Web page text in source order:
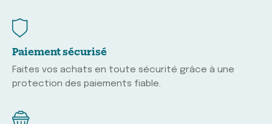
Paiement sécurisé
Faites vos achats en toute sécurité grâce à une
protection des paiements fiable.